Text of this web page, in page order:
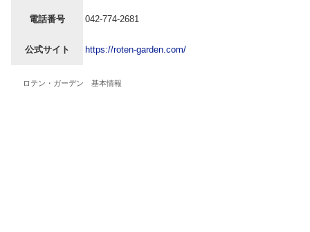
電話番号 042-774-2681
公式サイト https://roten-garden.com/
ロテン・ガーデン 基本情報